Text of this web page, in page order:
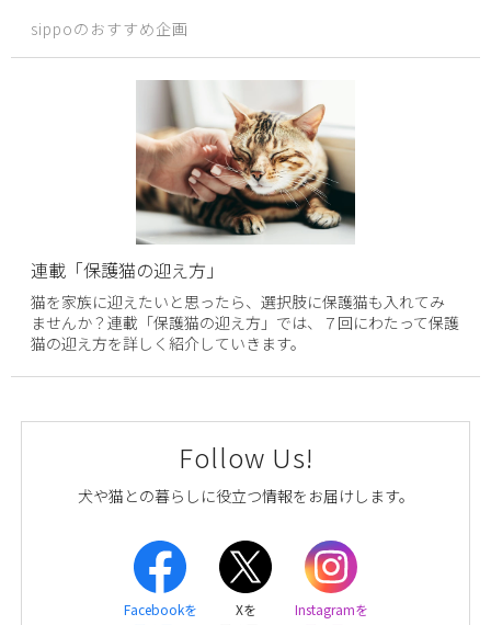
sippoのおすすめ企画
連載「保護猫の迎え方」
猫を家族に迎えたいと思ったら、選択肢に保護猫も入れてみ
ませんか？連載「保護猫の迎え方」では、７回にわたって保護
猫の迎え方を詳しく紹介していきます。
Follow Us!
犬や猫との暮らしに役立つ情報をお届けします。
Facebookを
Xを
Instagramを